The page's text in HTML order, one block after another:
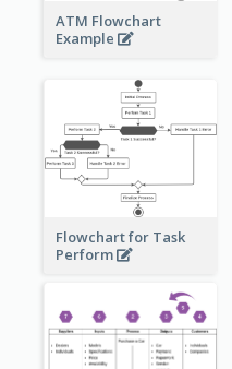
ATM Flowchart
Example
Flowchart for Task
Perform